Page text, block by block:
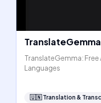
TranslateGemma
TranslateGemma:
Languages
🇺🇳 Translation &